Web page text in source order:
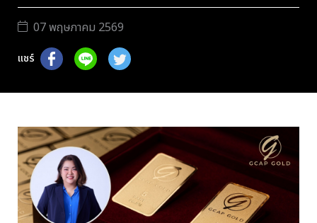
07 พฤษภาคม 2569
แชร์